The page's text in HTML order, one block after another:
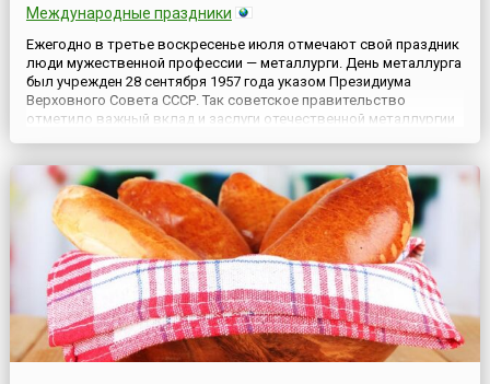
Международные праздники
Ежегодно в третье воскресенье июля отмечают свой праздник
люди мужественной профессии — металлурги. День металлурга
был учрежден 28 сентября 1957 года указом Президиума
Верховного Совета СССР. Так советское правительство
отметило важный вклад и заслуги отечественной металлургии
металлу...